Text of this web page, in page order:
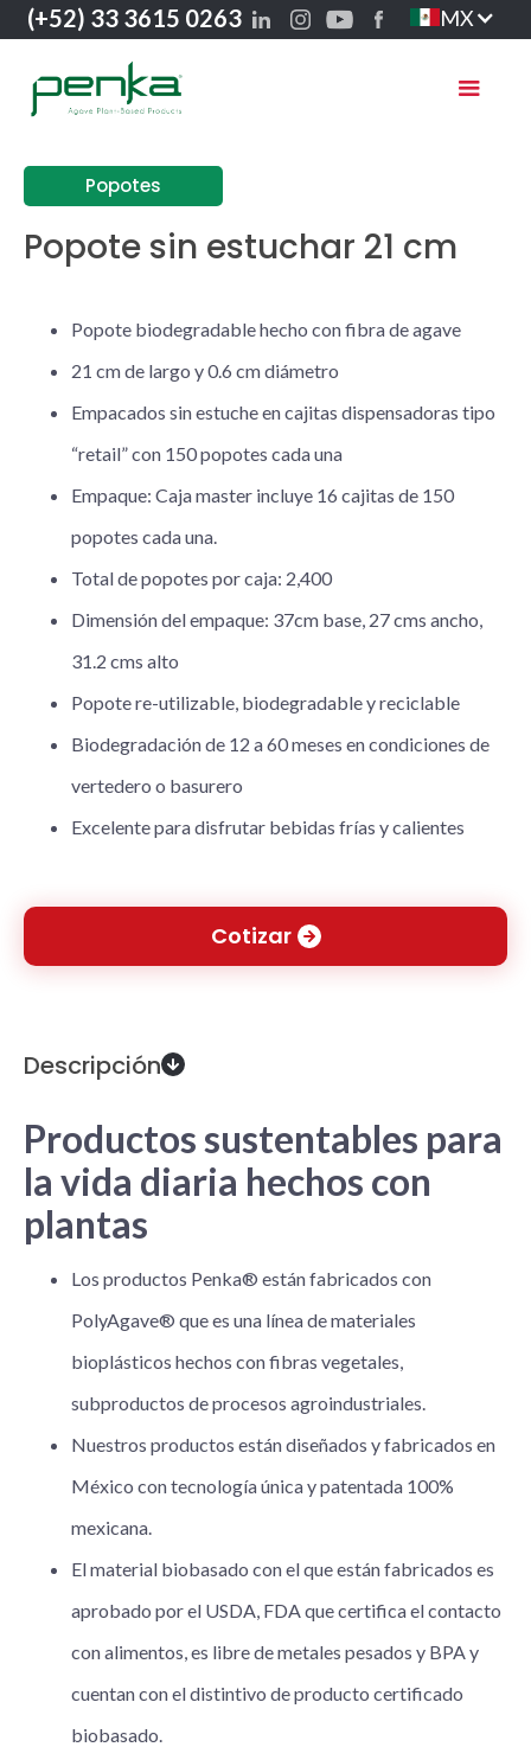
(+52) 33 3615 0263 MX
Popotes
Popote sin estuchar 21 cm
Popote biodegradable hecho con fibra de agave
21 cm de largo y 0.6 cm diámetro
Empacados sin estuche en cajitas dispensadoras tipo
“retail” con 150 popotes cada una
Empaque: Caja master incluye 16 cajitas de 150
popotes cada una.
Total de popotes por caja: 2,400
Dimensión del empaque: 37cm base, 27 cms ancho,
31.2 cms alto
Popote re-utilizable, biodegradable y reciclable
Biodegradación de 12 a 60 meses en condiciones de
vertedero o basurero
Excelente para disfrutar bebidas frías y calientes
Cotizar
Descripción
Productos sustentables para
la vida diaria hechos con
plantas
Los productos Penka® están fabricados con
PolyAgave® que es una línea de materiales
bioplásticos hechos con fibras vegetales,
subproductos de procesos agroindustriales.
Nuestros productos están diseñados y fabricados en
México con tecnología única y patentada 100%
mexicana.
El material biobasado con el que están fabricados es
aprobado por el USDA, FDA que certifica el contacto
con alimentos, es libre de metales pesados y BPA y
cuentan con el distintivo de producto certificado
biobasado.